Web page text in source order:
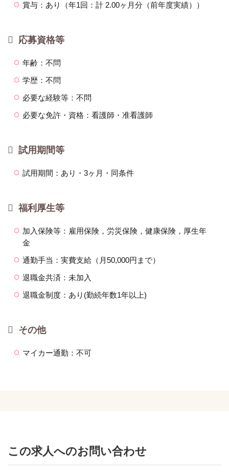
賞与：あり（年1回：計 2.00ヶ月分（前年度実績））
応募資格等
年齢：不問
学歴：不問
必要な経験等：不問
必要な免許・資格：看護師・准看護師
試用期間等
試用期間：あり・3ヶ月・同条件
福利厚生等
加入保険等：雇用保険，労災保険，健康保険，厚生年
金
通勤手当：実費支給（月50,000円まで）
退職金共済：未加入
退職金制度：あり(勤続年数1年以上)
その他
マイカー通勤：不可
この求人へのお問い合わせ